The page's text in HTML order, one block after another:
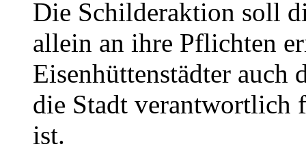
Die Schilderaktion soll
allein an ihre Pflichten
Eisenhüttenstädter auch
die Stadt verantwortlich
ist.